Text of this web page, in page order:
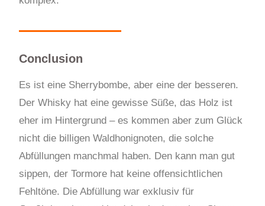
Conclusion
Es ist eine Sherrybombe, aber eine der besseren.
Der Whisky hat eine gewisse Süße, das Holz ist
eher im Hintergrund – es kommen aber zum Glück
nicht die billigen Waldhonignoten, die solche
Abfüllungen manchmal haben. Den kann man gut
sippen, der Tormore hat keine offensichtlichen
Fehltöne. Die Abfüllung war exklusiv für